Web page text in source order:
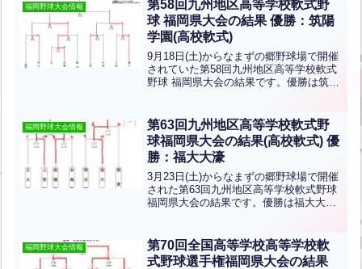
す！
福岡野球大会情報
第58回九州地区高等学校軟式野
球 福岡県大会の結果 優勝：筑陽
学園(高校軟式)
9月18日(土)からなまずの郷野球場で開催
されていた第58回九州地区高等学校軟式
野球 福岡県大会の結果です。優勝は筑陽
鹿児島県で開催される九州大会に出場し
ます！
福岡野球大会情報
第63回九州地区高等学校軟式野
球福岡県大会の結果(高校軟式) 優
勝：福大大濠
3月23日(土)からなまずの郷野球場で開催
された第63回九州地区高等学校軟式野球
福岡県大会の結果です。優勝は福大大
21日(日)に佐賀県の鳥栖市民球場で開催
される九州大...全文はクリック
福岡野球大会情報
第70回全国高等学校高等学校軟
式野球選手権福岡県大会の結果